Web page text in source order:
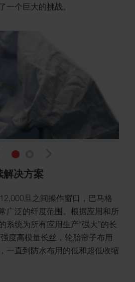
一个巨大的挑战。
解决方案
旦之间操作窗口，巴马格
广泛的纤度范围。根据应用和所
系统为所有应用生产“强大”的长
度高模量长丝，轮胎帘子布用
一直到防水布用的低和超低收缩